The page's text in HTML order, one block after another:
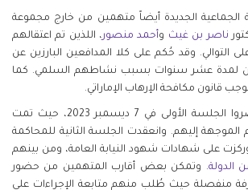
الجديدة أيضاً متهمين من خارج مجموعة
ناصر بن غيث وأحمد منصور، اللذين تم اعتقالهم
عامي 2015 و2017 على التوالي. وقد حُكم على كلا المدافعين البارزين عن
لمدة عشر سنوات بسبب نشاطهم السلمي. كما
قانون مكافحة الإرهاب الإماراتي.
يذكر أن المتهمين حضروا الجلسة الأولى في 7 ديسمبر 2023، حيث تمت
الموجهة إليهم. وانعقدت الجلسة الثانية للمحاكمة
ديسمبر 2023، وركزت على شهادات شهود النيابة العامة، ومن بينهم
الدولة. وتمكن بعض أقارب المتهمين من حضور
منفصلة حيث طُلب منهم متابعة الإجراءات على